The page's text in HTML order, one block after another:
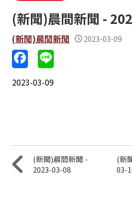
(新聞)晨間新聞 -
(新聞)晨間新聞 2023-03-09
2023-03-09
(新聞)晨間新聞 -
2023-03-08
(新
03-